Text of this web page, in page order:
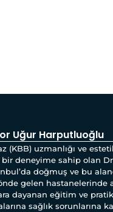
Uğur Harputluoğlu
(KBB) uzmanlığı ve
deneyime sahip olan
doğmuş ve bu
gelen hastanelerinde
dayanan eğitim ve pratik
sağlık sorunlarına